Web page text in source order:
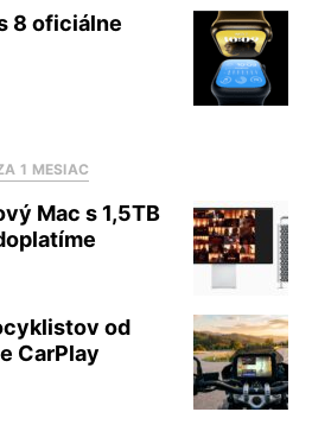
8 oficiálne
1 MESIAC
Mac s 1,5TB
od
CarPlay